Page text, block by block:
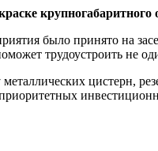
крупногабаритного
было принято на
трудоустроить не
цистерн,